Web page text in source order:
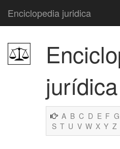
Enciclopedia juridica
jurídica
A B C D E F G
S T U V W X Y Z